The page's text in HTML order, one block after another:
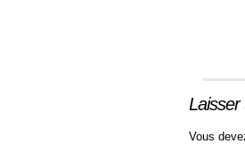
Laisser
Vous